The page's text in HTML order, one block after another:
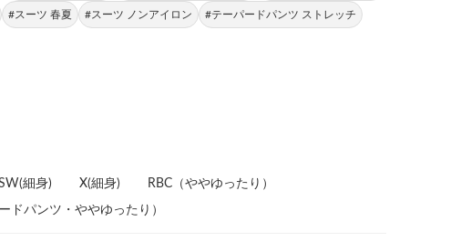
#スーツ 春夏 #スーツ ノンアイロン #テーパードパンツ ストレッチ
細身) X(細身) RBC（ややゆったり）
ドパンツ・ややゆったり）